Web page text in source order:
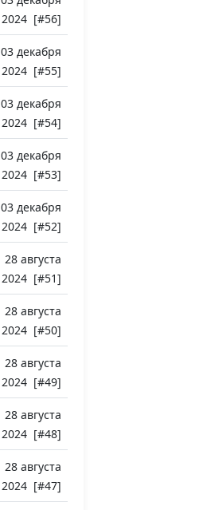
2024 [#56]
03 декабря
2024 [#55]
03 декабря
2024 [#54]
03 декабря
2024 [#53]
03 декабря
2024 [#52]
28 августа
2024 [#51]
28 августа
2024 [#50]
28 августа
2024 [#49]
28 августа
2024 [#48]
28 августа
2024 [#47]